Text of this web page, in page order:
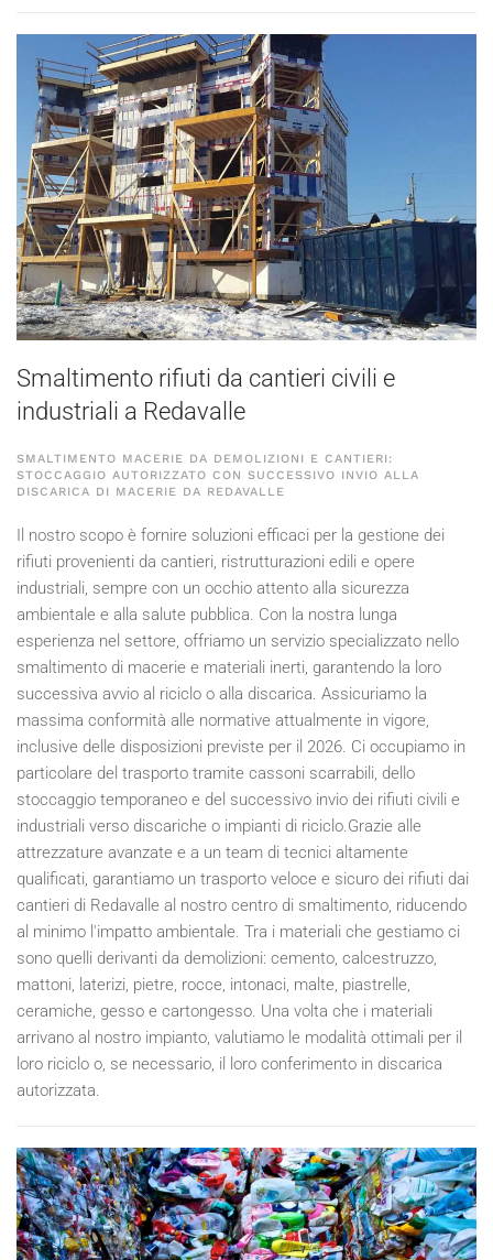
Smaltimento rifiuti da cantieri civili e
industriali a Redavalle
SMALTIMENTO MACERIE DA DEMOLIZIONI E CANTIERI:
STOCCAGGIO AUTORIZZATO CON SUCCESSIVO INVIO ALLA
DISCARICA DI MACERIE DA REDAVALLE
Il nostro scopo è fornire soluzioni efficaci per la gestione dei
rifiuti provenienti da cantieri, ristrutturazioni edili e opere
industriali, sempre con un occhio attento alla sicurezza
ambientale e alla salute pubblica. Con la nostra lunga
esperienza nel settore, offriamo un servizio specializzato nello
smaltimento di macerie e materiali inerti, garantendo la loro
successiva avvio al riciclo o alla discarica. Assicuriamo la
massima conformità alle normative attualmente in vigore,
inclusive delle disposizioni previste per il 2026. Ci occupiamo in
particolare del trasporto tramite cassoni scarrabili, dello
stoccaggio temporaneo e del successivo invio dei rifiuti civili e
industriali verso discariche o impianti di riciclo.Grazie alle
attrezzature avanzate e a un team di tecnici altamente
qualificati, garantiamo un trasporto veloce e sicuro dei rifiuti dai
cantieri di Redavalle al nostro centro di smaltimento, riducendo
al minimo l'impatto ambientale. Tra i materiali che gestiamo ci
sono quelli derivanti da demolizioni: cemento, calcestruzzo,
mattoni, laterizi, pietre, rocce, intonaci, malte, piastrelle,
ceramiche, gesso e cartongesso. Una volta che i materiali
arrivano al nostro impianto, valutiamo le modalità ottimali per il
loro riciclo o, se necessario, il loro conferimento in discarica
autorizzata.